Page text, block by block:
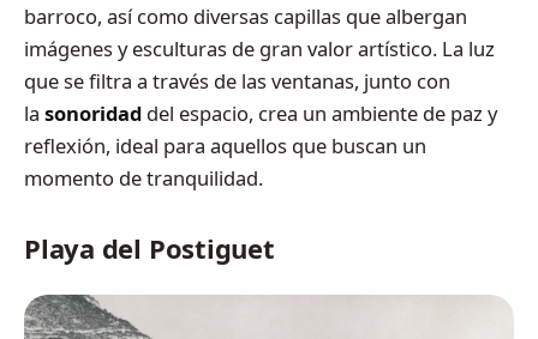
barroco, así como diversas capillas que albergan
imágenes y esculturas de gran valor artístico. La luz
que se filtra a través de las ventanas, junto con
la sonoridad del espacio, crea un ambiente de paz y
reflexión, ideal para aquellos que buscan un
momento de tranquilidad.
Playa del Postiguet